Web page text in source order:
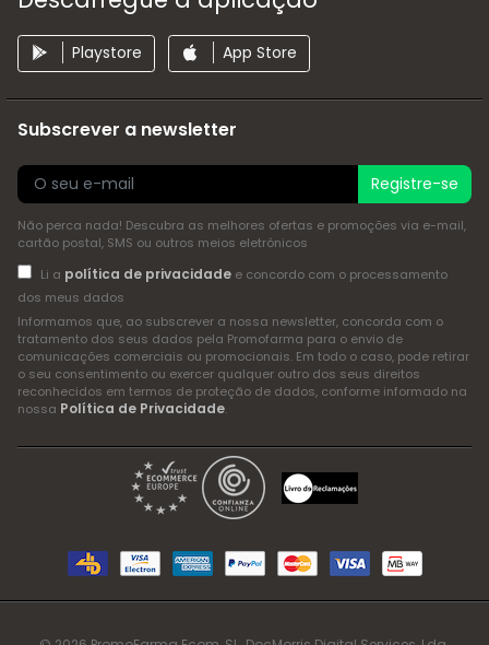
Playstore App Store
Subscrever a newsletter
Registre-se
Não perca nada! Descubra as melhores ofertas e promoções via e-mail,
cartão postal, SMS ou outros meios eletrónicos
Li a política de privacidadee concordo com o processamento
dos meus dados
Informamos que, ao subscrever a nossa newsletter, concorda com o
tratamento dos seus dados pela Promofarma para o envio de
comunicações comerciais ou promocionais. Em todo o caso, pode retirar
o seu consentimento ou exercer qualquer outro dos seus direitos
reconhecidos em termos de proteção de dados, conforme informado na
nossa Política de Privacidade.